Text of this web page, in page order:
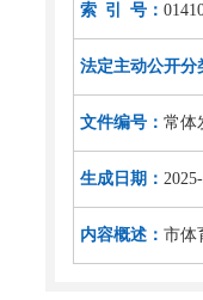
索 引 号：
法定主动公开分
文件编号： 常体
生成日期：
内容概述： 市体